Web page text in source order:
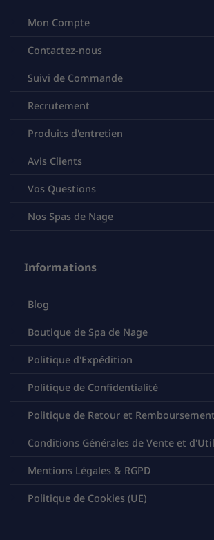
Mon Compte
Contactez-nous
Suivi de Commande
Recrutement
Produits d'entretien
Avis Clients
Vos Questions
Nos Spas de Nage
Informations
Blog
Boutique de Spa de Nage
Politique d'Expédition
Politique de Confidentialité
Politique de Retour et Remboursement
Conditions Générales de Vente et
Mentions Légales & RGPD
Politique de Cookies (UE)